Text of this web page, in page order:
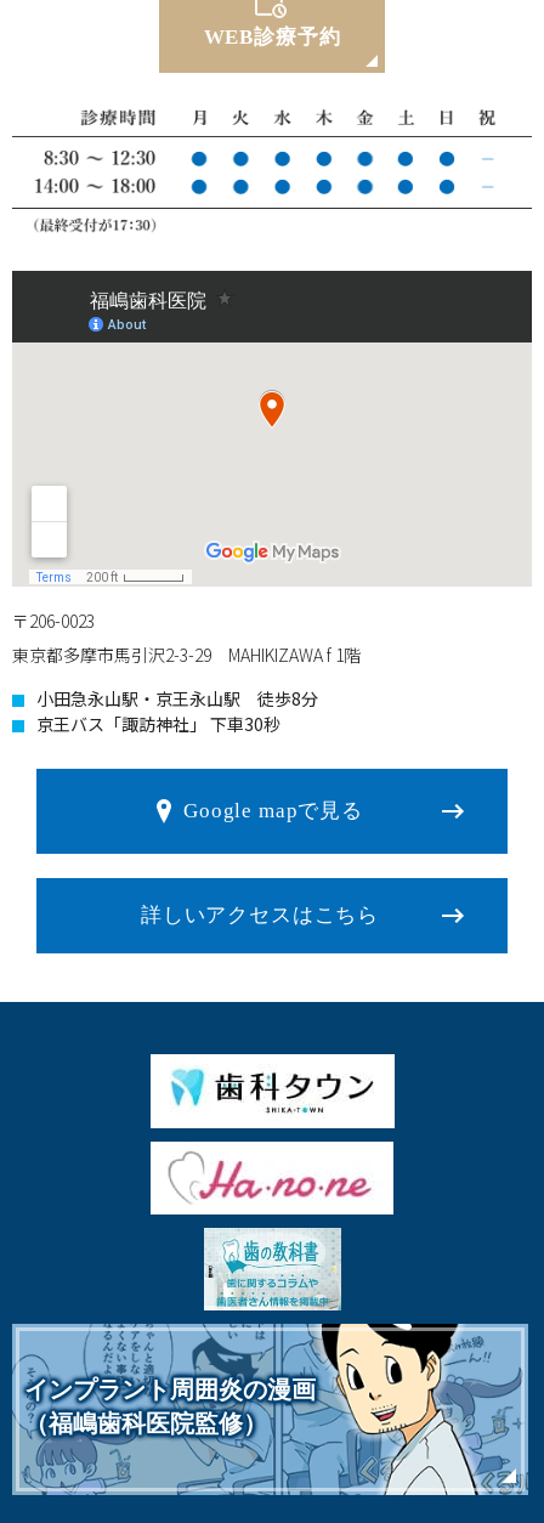
WEB診療予約
〒206-0023
東京都多摩市馬引沢2-3-29 MAHIKIZAWA f 1階
小田急永山駅・京王永山駅 徒歩8分
京王バス「諏訪神社」 下車30秒
Google mapで見る
詳しいアクセスはこちら
インプラント周囲炎の漫画
（福嶋歯科医院監修）